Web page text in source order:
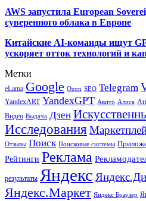
AWS запустила European
суверенного облака в Европе
Китайские AI-команды ищут
ускоряет отток технологий и
Метки
eLama Google Ozon SEO Telegram
YandexART YandexGPT Авито Алиса
Видео Выдача Дзен
Исследования
Отзывы Поиск Поисковые системы
Рейтинги Реклама
результаты Яндекс
Яндекс.Маркет Яндекс Браузер